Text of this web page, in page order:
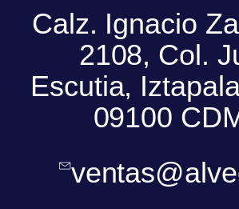
Calz. Ignacio
2108, Col.
Escutia,
09100